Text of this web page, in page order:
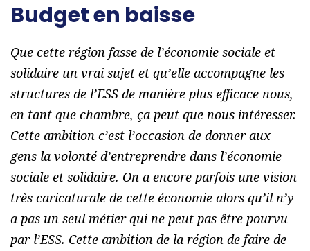
Budget en baisse
Que cette région fasse de l’économie sociale et
solidaire un vrai sujet et qu’elle accompagne les
structures de l’ESS de manière plus efficace nous,
en tant que chambre, ça peut que nous intéresser.
Cette ambition c’est l’occasion de donner aux
gens la volonté d’entreprendre dans l’économie
sociale et solidaire. On a encore parfois une vision
très caricaturale de cette économie alors qu’il n’y
a pas un seul métier qui ne peut pas être pourvu
par l’ESS. Cette ambition de la région de faire de